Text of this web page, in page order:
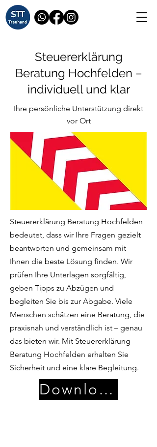
Steuererklärung
Beratung Hochfelden –
individuell und klar
Ihre persönliche Unterstützung direkt
vor Ort
Steuererklärung Beratung Hochfelden
bedeutet, dass wir Ihre Fragen gezielt
beantworten und gemeinsam mit
Ihnen die beste Lösung finden. Wir
prüfen Ihre Unterlagen sorgfältig,
geben Tipps zu Abzügen und
begleiten Sie bis zur Abgabe. Viele
Menschen schätzen eine Beratung, die
praxisnah und verständlich ist – genau
das bieten wir. Mit Steuererklärung
Beratung Hochfelden erhalten Sie
Sicherheit und eine klare Begleitung.
Download